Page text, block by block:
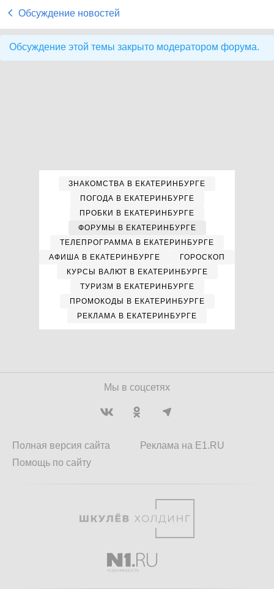
Обсуждение новостей
Обсуждение этой темы закрыто модератором форума.
ЗНАКОМСТВА В ЕКАТЕРИНБУРГЕ
ПОГОДА В ЕКАТЕРИНБУРГЕ
ПРОБКИ В ЕКАТЕРИНБУРГЕ
ФОРУМЫ В ЕКАТЕРИНБУРГЕ
ТЕЛЕПРОГРАММА В ЕКАТЕРИНБУРГЕ
АФИША В ЕКАТЕРИНБУРГЕ
ГОРОСКОП
КУРСЫ ВАЛЮТ В ЕКАТЕРИНБУРГЕ
ТУРИЗМ В ЕКАТЕРИНБУРГЕ
ПРОМОКОДЫ В ЕКАТЕРИНБУРГЕ
РЕКЛАМА В ЕКАТЕРИНБУРГЕ
Мы в соцсетях
Полная версия сайта
Помощь по сайту
Реклама на E1.RU